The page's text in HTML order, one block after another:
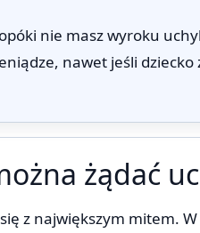
nie masz wyroku
nawet jeśli
żądać
z największym mitem.